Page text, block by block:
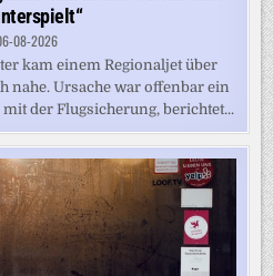
08-2026
kam einem Regionaljet über
nahe. Ursache war offenbar ein
der Flugsicherung, berichtet...